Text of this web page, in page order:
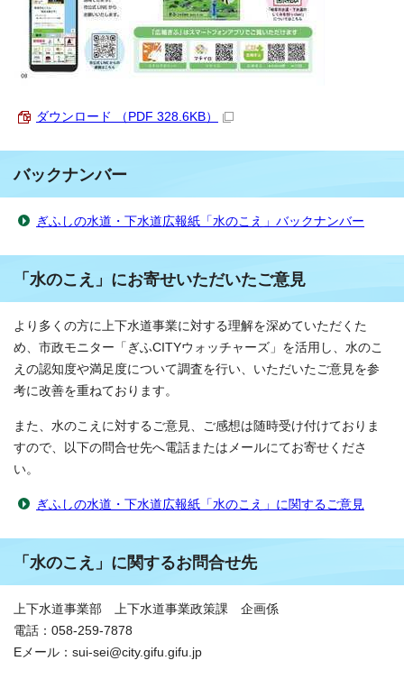
ダウンロード （PDF 328.6KB）
バックナンバー
ぎふしの水道・下水道広報紙「水のこえ」バックナンバー
「水のこえ」にお寄せいただいたご意見
より多くの方に上下水道事業に対する理解を深めていただくた
め、市政モニター「ぎふCITYウォッチャーズ」を活用し、水のこ
えの認知度や満足度について調査を行い、いただいたご意見を参
考に改善を重ねております。
また、水のこえに対するご意見、ご感想は随時受け付けておりま
すので、以下の問合せ先へ電話またはメールにてお寄せくださ
い。
ぎふしの水道・下水道広報紙「水のこえ」に関するご意見
「水のこえ」に関するお問合せ先
上下水道事業部 上下水道事業政策課 企画係
電話：058-259-7878
Eメール：sui-sei@city.gifu.gifu.jp